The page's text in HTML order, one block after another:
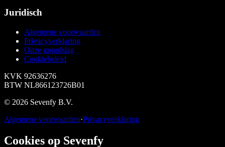
Juridisch
Algemene voorwaarden
Privacyverklaring
Onze grondslag
Cookiebeleid
KVK 92636276
BTW NL866123726B01
© 2026 Sevenfy B.V.
Algemene voorwaarden·Privacyverklaring
Cookies op Sevenfy